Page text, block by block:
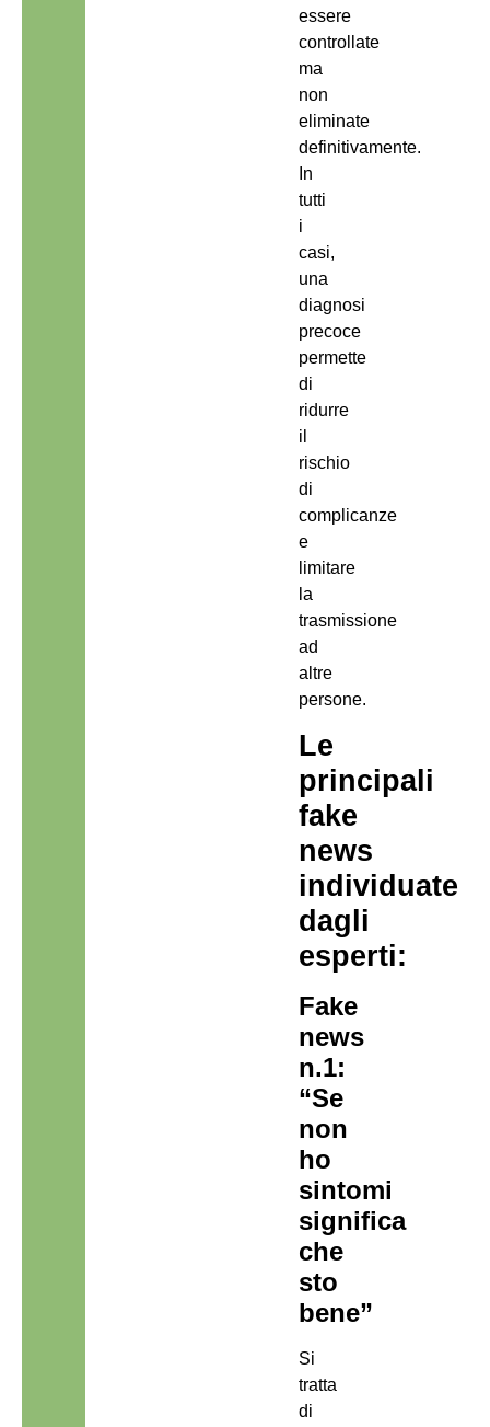
essere
controllate
ma
non
eliminate
definitivamente.
In
tutti
i
casi,
una
diagnosi
precoce
permette
di
ridurre
il
rischio
di
complicanze
e
limitare
la
trasmissione
ad
altre
persone.
Le
principali
fake
news
individuate
dagli
esperti:
Fake
news
n.1:
“Se
non
ho
sintomi
significa
che
sto
bene”
Si
tratta
di